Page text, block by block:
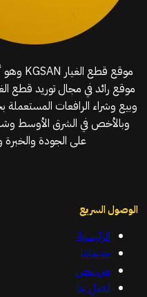
موقع رائد في مجال توريد قطع
وبيع وشراء الرافعات المستعملة
وبالأخص في الشرق الأوسط
على الجودة
الوصول السريع
الرئيسية
خدماتنا
من نحن
اتصل بنا